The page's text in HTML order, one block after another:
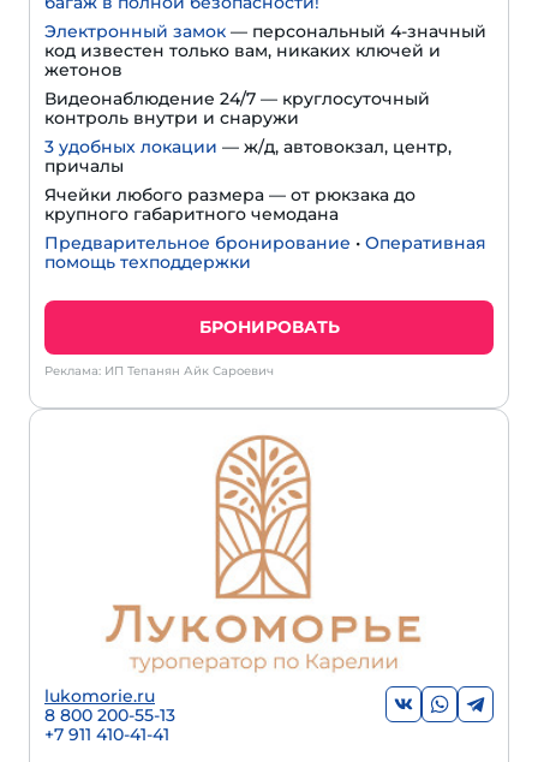
Электронный замок — персональный 4-значный
код известен только вам, никаких ключей и
жетонов
Видеонаблюдение 24/7 — круглосуточный
контроль внутри и снаружи
3 удобных локации — ж/д, автовокзал, центр,
причалы
Ячейки любого размера — от рюкзака до
крупного габаритного чемодана
Предварительное бронирование • Оперативная
помощь техподдержки
БРОНИРОВАТЬ
Реклама: ИП Тепанян Айк Сароевич
lukomorie.ru
8 800 200-55-13
+7 911 410-41-41